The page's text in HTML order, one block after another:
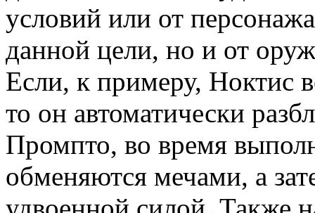
условий или от
данной цели, но и от
Если, к примеру, Ноктис
то он автоматически
Промпто, во время
обменяются мечами, а